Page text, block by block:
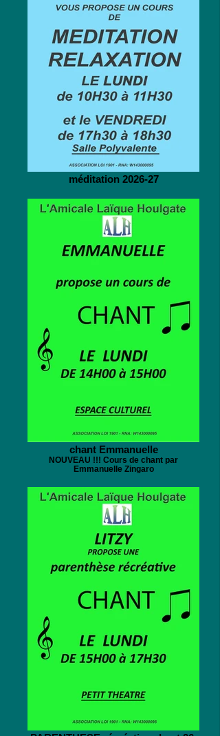
méditation 2026-27
chant Emmanuelle
NOUVEAU !!! Cours de chant par
Emmanuelle Zingaro